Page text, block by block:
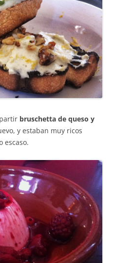
bruschetta de queso y
y estaban muy ricos
escaso.